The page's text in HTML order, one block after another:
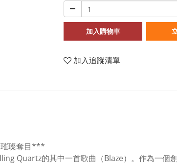
加入購物車
加入追蹤清單
璨奪目***
Quartz的其中一首歌曲（Blaze）。作為一個